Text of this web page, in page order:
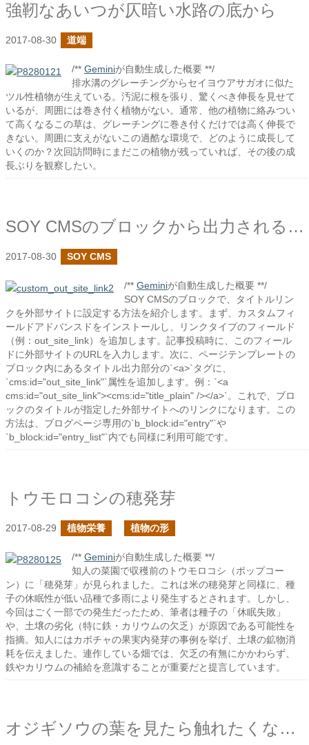
強靭なあいつが仄暗い水路の底から
2017-08-30 道端
/** Geminiが自動生成した概要 **/
排水溝のグレーチングからセイヨウアサガオに似た
ツル性植物が生えている。汚泥に根を張り、驚くべき伸長を見せて
いるが、周囲には巻き付く植物がない。通常、他の植物に絡みつい
て高くなるこの草は、グレーチングに巻き付くだけでは高く伸長で
きない。周囲に支えがないこの過酷な環境で、どのように成長して
いくのか？次回訪問時にまだこの植物が残っていれば、その後の成
長ぶりを観察したい。
SOY CMSのブロックから出力されるリンクで外部サイトのURLを使用したい
2017-08-30 SOY CMS
/** Geminiが自動生成した概要 **/
SOY CMSのブロックで、タイトルリン
クを外部サイトに設定する方法を紹介します。まず、カスタムフィ
ールドアドバンスドをインストールし、リンクタイプのフィールド
（例：out_site_link）を追加します。記事投稿時に、このフィール
ドに外部サイトのURLを入力します。次に、ページテンプレートの
ブロック内にあるタイトル出力部分の`<a>`タグに、
`cms:id="out_site_link"`属性を追加します。例：`<a
cms:id="out_site_link"><cms:id="title_plain" /></a>`。これで、ブロ
ックのタイトルが指定した外部サイトへのリンクになります。この
方法は、ブログページ専用の`b_block:id="entry"`や
`b_block:id="entry_list"`内でも同様に利用可能です。
トウモロコシの穂発芽
2017-08-29 植物栄養 植物の形
/** Geminiが自動生成した概要 **/
知人の菜園で収穫前のトウモロコシ（ポップコー
ン）に「穂発芽」が見られました。これは米の穂発芽と同様に、種
子の休眠性が低い品種で多雨により発生するとされます。しかし、
今回はごく一部での発生だったため、筆者は種子の「休眠失敗」
や、土壌の劣化（特に鉄・カリウムの欠乏）が原因である可能性を
指摘。知人にはカボチャの果実内発芽の事例を挙げ、土壌の鉱物消
耗を伝えました。連作している畑では、欠乏の有無にかかわらず、
鉄やカリウムの補給を意識することが重要だと提言しています。
オジギソウの葉を見たら触れたくなるもの